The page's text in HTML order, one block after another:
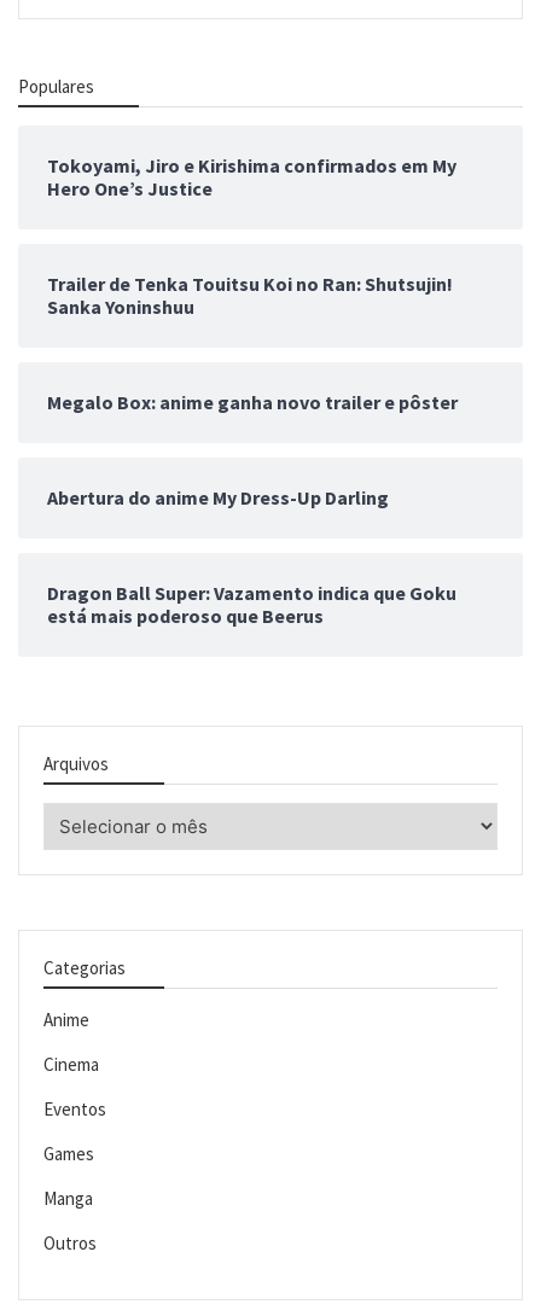
Populares
Tokoyami, Jiro e Kirishima confirmados em My
Hero One’s Justice
Trailer de Tenka Touitsu Koi no Ran: Shutsujin!
Sanka Yoninshuu
Megalo Box: anime ganha novo trailer e pôster
Abertura do anime My Dress-Up Darling
Dragon Ball Super: Vazamento indica que Goku
está mais poderoso que Beerus
Arquivos
Categorias
Anime
Cinema
Eventos
Games
Manga
Outros